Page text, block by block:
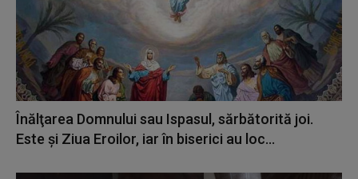
Înălţarea Domnului sau Ispasul, sărbătorită joi.
Este şi Ziua Eroilor, iar în biserici au loc...